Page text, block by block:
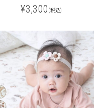
¥3,300 (税込)